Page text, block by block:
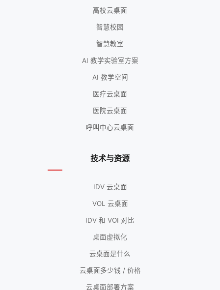
高校云桌面
智慧校园
智慧教室
AI 教学实验室方案
AI 教学空间
医疗云桌面
医院云桌面
呼叫中心云桌面
技术与资源
IDV 云桌面
VOL 云桌面
IDV 和 VOI 对比
桌面虚拟化
云桌面是什么
云桌面多少钱 / 价格
云桌面部署方案